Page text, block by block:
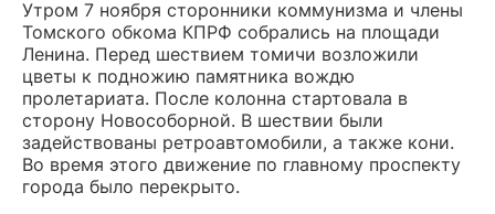
Утром 7 ноября сторонники коммунизма и члены
Томского обкома КПРФ собрались на площади
Ленина. Перед шествием томичи возложили
цветы к подножию памятника вождю
пролетариата. После колонна стартовала в
сторону Новособорной. В шествии были
задействованы ретроавтомобили, а также кони.
Во время этого движение по главному проспекту
города было перекрыто.